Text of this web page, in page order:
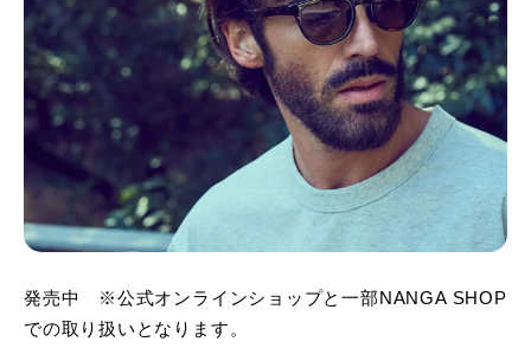
発売中 ※公式オンラインショップと一部NANGA SHOP
での取り扱いとなります。